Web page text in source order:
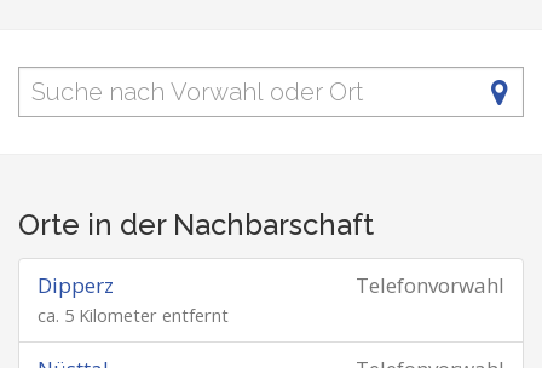
Orte in der Nachbarschaft
Telefonvorwahl
Dipperz
ca. 5 Kilometer entfernt